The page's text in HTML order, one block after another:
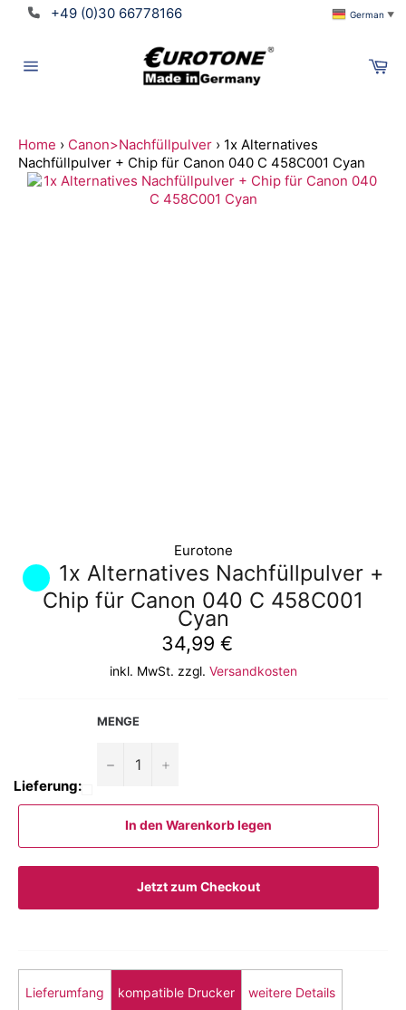
Direkt
+49 (0)30 66778166 German ▼
Home › Canon>Nachfüllpulver › 1x Alternatives
Nachfüllpulver + Chip für Canon 040 C 458C001 Cyan
Eurotone
1x Alternatives Nachfüllpulver +
Chip für Canon 040 C 458C001
Cyan
Normaler
Preis
34,99 €
inkl. MwSt. zzgl. Versandkosten
Lieferung:
MENGE
− +
In den Warenkorb legen
Jetzt zum Checkout
Lieferumfang kompatible Drucker weitere Details
Suchen